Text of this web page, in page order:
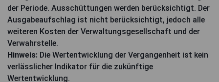
der Periode. Ausschüttungen werden berücksichtigt. Der
Ausgabeaufschlag ist nicht berücksichtigt, jedoch alle
weiteren Kosten der Verwaltungsgesellschaft und der
Verwahrstelle.
Hinweis: Die Wertentwicklung der Vergangenheit ist kein
verlässlicher Indikator für die zukünftige
Wertentwicklung.